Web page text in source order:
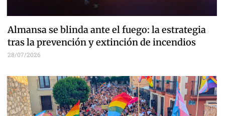
Almansa se blinda ante el fuego: la estrategia
tras la prevención y extinción de incendios
28/07/2026